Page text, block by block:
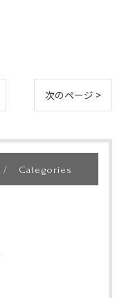
次のページ >
Categories